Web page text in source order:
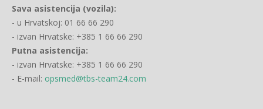
Sava asistencija (vozila):
- u Hrvatskoj: 01 66 66 290
- izvan Hrvatske: +385 1 66 66 290
Putna asistencija:
- izvan Hrvatske: +385 1 66 66 290
- E-mail: opsmed@tbs-team24.com